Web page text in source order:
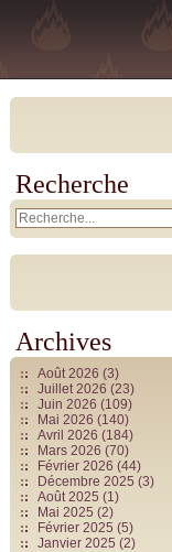
Recherche
Archives
Août 2026 (3)
Juillet 2026 (23)
Juin 2026 (109)
Mai 2026 (140)
Avril 2026 (184)
Mars 2026 (70)
Février 2026 (44)
Décembre 2025 (3)
Août 2025 (1)
Mai 2025 (2)
Février 2025 (5)
Janvier 2025 (2)